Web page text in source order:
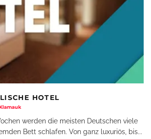
HOTEL
werden die meisten Deutschen viele
Bett schlafen. Von ganz luxuriös, bis...